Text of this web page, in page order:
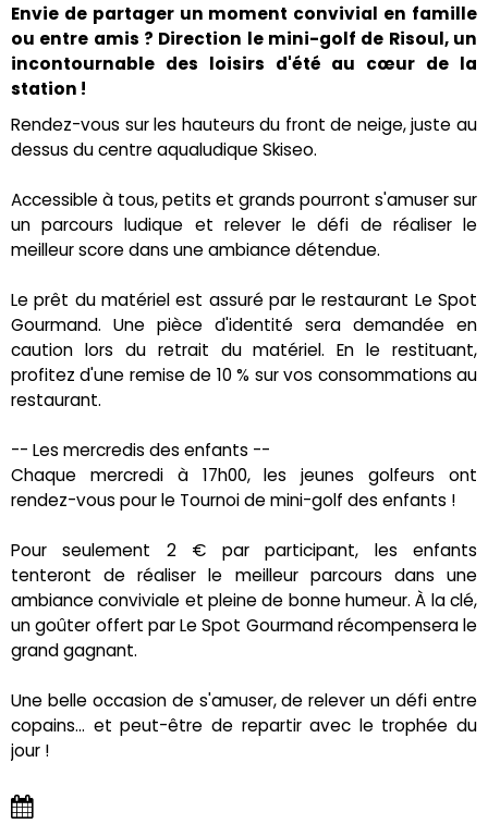
Envie de partager un moment convivial en famille
ou entre amis ? Direction le mini-golf de Risoul, un
incontournable des loisirs d'été au cœur de la
station !
Rendez-vous sur les hauteurs du front de neige, juste au
dessus du centre aqualudique Skiseo.
Accessible à tous, petits et grands pourront s'amuser sur
un parcours ludique et relever le défi de réaliser le
meilleur score dans une ambiance détendue.
Le prêt du matériel est assuré par le restaurant Le Spot
Gourmand. Une pièce d'identité sera demandée en
caution lors du retrait du matériel. En le restituant,
profitez d'une remise de 10 % sur vos consommations au
restaurant.
-- Les mercredis des enfants --
Chaque mercredi à 17h00, les jeunes golfeurs ont
rendez-vous pour le Tournoi de mini-golf des enfants !
Pour seulement 2 € par participant, les enfants
tenteront de réaliser le meilleur parcours dans une
ambiance conviviale et pleine de bonne humeur. À la clé,
un goûter offert par Le Spot Gourmand récompensera le
grand gagnant.
Une belle occasion de s'amuser, de relever un défi entre
copains… et peut-être de repartir avec le trophée du
jour !